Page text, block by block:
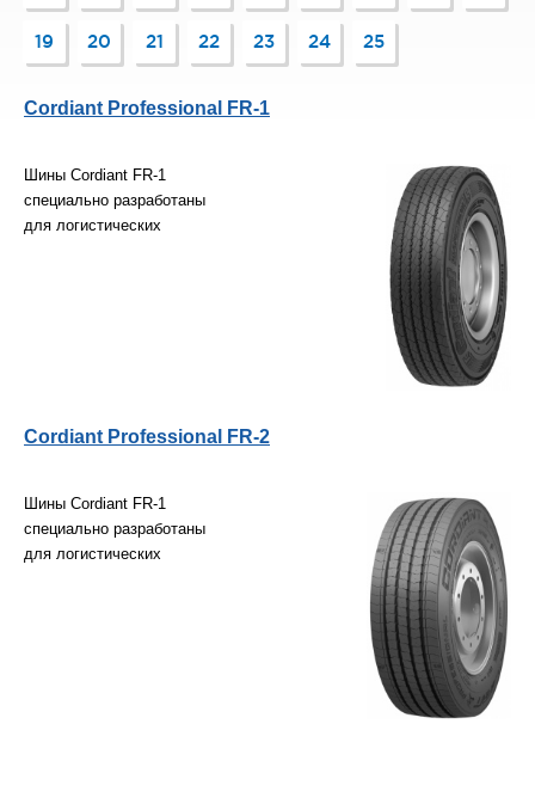
19 20 21 22 23 24 25
Cordiant Professional FR-1
Шины Cordiant FR-1
специально разработаны
для логистических
Cordiant Professional FR-2
Шины Cordiant FR-1
специально разработаны
для логистических